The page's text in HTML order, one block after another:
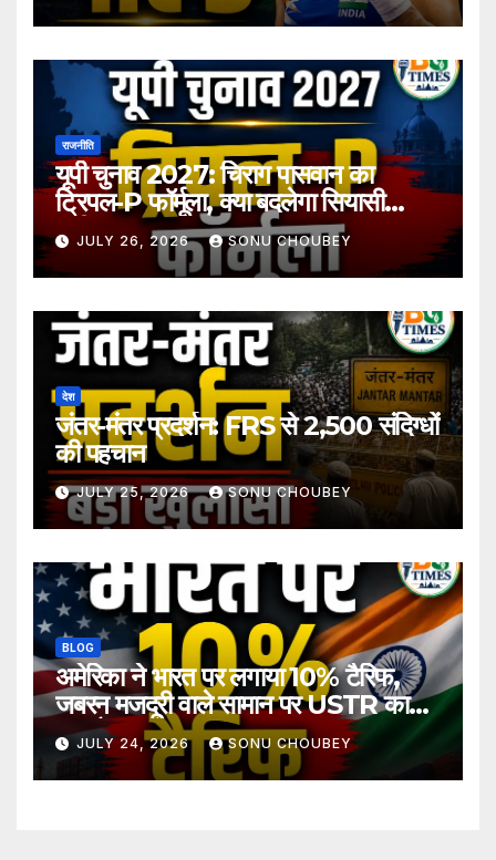
राजनीति
यूपी चुनाव 2027: चिराग पासवान का
ट्रिपल-P फॉर्मूला, क्या बदलेगा सियासी
समीकरण?
JULY 26, 2026 SONU CHOUBEY
देश
जंतर-मंतर प्रदर्शन: FRS से 2,500 संदिग्धों
की पहचान
JULY 25, 2026 SONU CHOUBEY
BLOG
अमेरिका ने भारत पर लगाया 10% टैरिफ,
जबरन मजदूरी वाले सामान पर USTR का
बड़ा फैसला
JULY 24, 2026 SONU CHOUBEY